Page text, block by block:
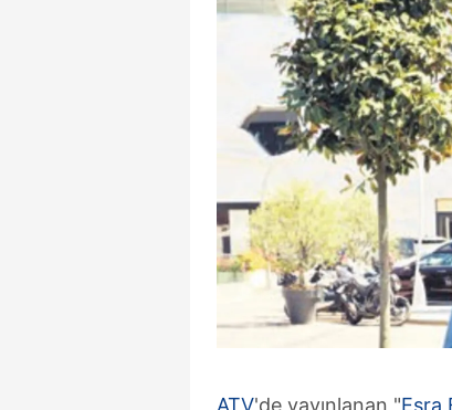
ATV'de yayınlanan "Esra